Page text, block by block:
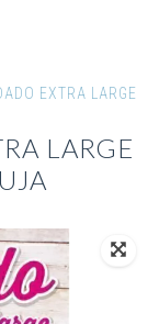
EXTRA LARGE
LARGE